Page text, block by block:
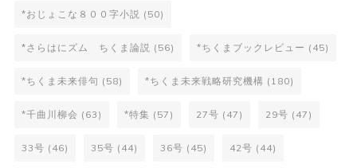
*おじょこな８００字小説 (50)
*さらはにズム ちくま論説 (56) *ちくまブックレビュー (45)
*ちくま未来俳句 (58) *ちくま未来戦略研究機構 (180)
*千曲川柳会 (63) *特集 (57) 27号 (47) 29号 (47)
33号 (46) 35号 (44) 36号 (45) 42号 (44)